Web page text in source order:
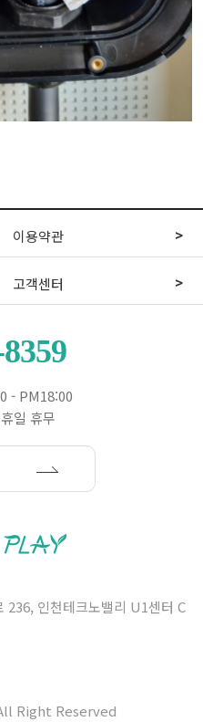
이용약관
고객센터
- PM18:00
일 휴무
236, 인천테크노밸리 U1센터 C
Right Reserved